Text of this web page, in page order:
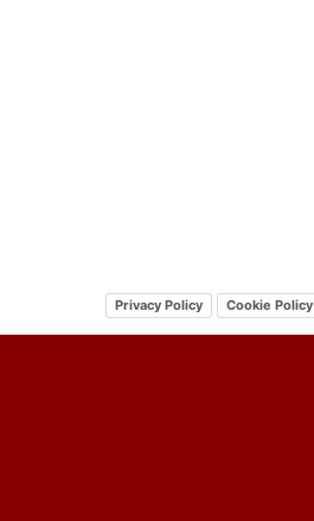
Privacy Policy Cookie Policy